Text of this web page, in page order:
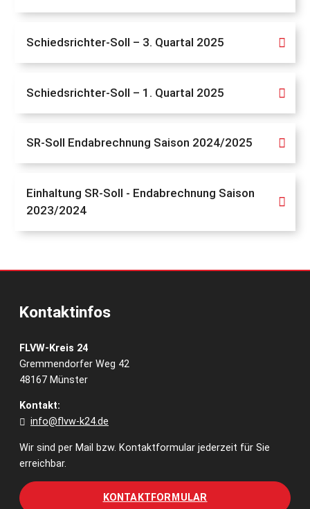
Schiedsrichter-Soll – 3. Quartal 2025
Schiedsrichter-Soll – 1. Quartal 2025
SR-Soll Endabrechnung Saison 2024/2025
Einhaltung SR-Soll - Endabrechnung Saison
2023/2024
Kontaktinfos
FLVW-Kreis 24
Gremmendorfer Weg 42
48167 Münster
Kontakt:
info@flvw-k24.de
Wir sind per Mail bzw. Kontaktformular jederzeit für Sie
erreichbar.
KONTAKTFORMULAR